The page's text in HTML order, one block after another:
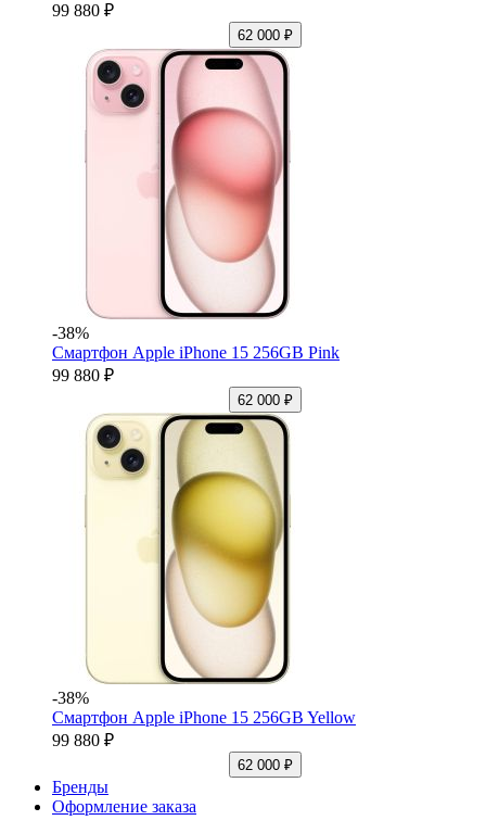
99 880 ₽
62 000 ₽
-38%
Смартфон Apple iPhone 15 256GB Pink
99 880 ₽
62 000 ₽
-38%
Смартфон Apple iPhone 15 256GB Yellow
99 880 ₽
62 000 ₽
Бренды
Оформление заказа